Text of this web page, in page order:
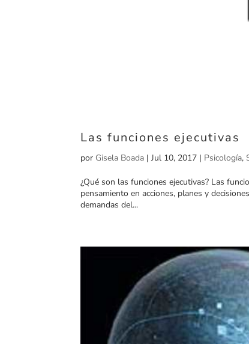
Las funciones ejecutivas
por Gisela Boada |Jul 10, 2017 | Psicología,
¿Qué son las funciones ejecutivas? Las
pensamiento en acciones, planes y
demandas del...